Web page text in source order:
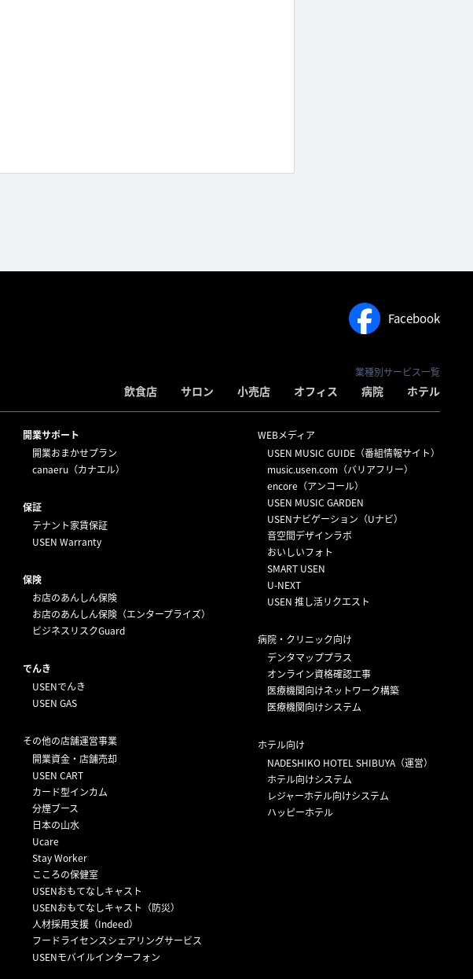
Facebook
業種別サービス一覧
飲食店 サロン 小売店 オフィス 病院 ホテル
開業サポート
開業おまかせプラン
canaeru（カナエル）
保証
テナント家賃保証
USEN Warranty
保険
お店のあんしん保険
お店のあんしん保険（エンタープライズ）
ビジネスリスクGuard
でんき
USENでんき
USEN GAS
その他の店舗運営事業
開業資金・店舗売却
USEN CART
カード型インカム
分煙ブース
日本の山水
Ucare
Stay Worker
こころの保健室
USENおもてなしキャスト
USENおもてなしキャスト（防災）
人材採用支援（Indeed）
フードライセンスシェアリングサービス
USENモバイルインターフォン
WEBメディア
USEN MUSIC GUIDE（番組情報サイト）
music.usen.com（バリアフリー）
encore（アンコール）
USEN MUSIC GARDEN
USENナビゲーション（Uナビ）
音空間デザインラボ
おいしいフォト
SMART USEN
U-NEXT
USEN 推し活リクエスト
病院・クリニック向け
デンタマッププラス
オンライン資格確認工事
医療機関向けネットワーク構築
医療機関向けシステム
ホテル向け
NADESHIKO HOTEL SHIBUYA（運営）
ホテル向けシステム
レジャーホテル向けシステム
ハッピーホテル